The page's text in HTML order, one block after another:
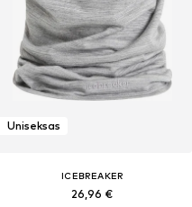
Uniseksas
ICEBREAKER
26,96 €